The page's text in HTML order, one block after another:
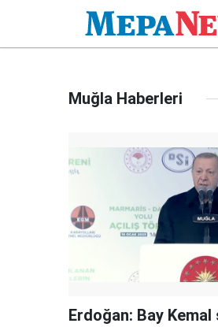
Muğla Haberleri
Erdoğan: Bay